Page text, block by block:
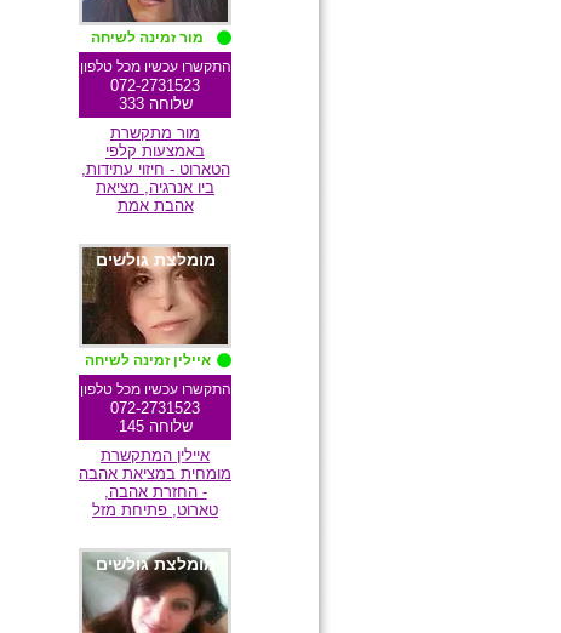
מור זמינה לשיחה
התקשרו עכשיו מכל טלפון
072-2731523
שלוחה 333
מור מתקשרת
באמצעות קלפי
הטארוט - חיזוי עתידות,
ביו אנרגיה, מציאת
אהבת אמת
מומלצת גולשים
איילין זמינה לשיחה
התקשרו עכשיו מכל טלפון
072-2731523
שלוחה 145
איילין המתקשרת
מומחית במציאת אהבה
- החזרת אהבה,
טארוט, פתיחת מזל
מומלצת גולשים